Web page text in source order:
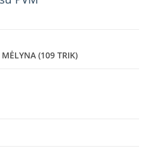
(109 TRIK)